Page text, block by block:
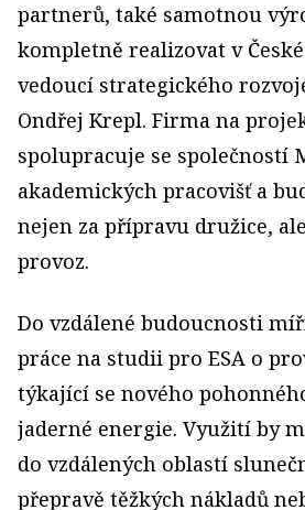
partnerů, také samotnou
kompletně realizovat v
vedoucí strategického
Ondřej Krepl. Firma na
spolupracuje se společností
akademických pracovišť a
nejen za přípravu družice,
provoz.
Do vzdálené budoucnosti
práce na studii pro ESA o
týkající se nového
jaderné energie. Využití by
do vzdálených oblastí
přepravě těžkých nákladů